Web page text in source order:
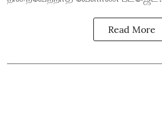
Read More